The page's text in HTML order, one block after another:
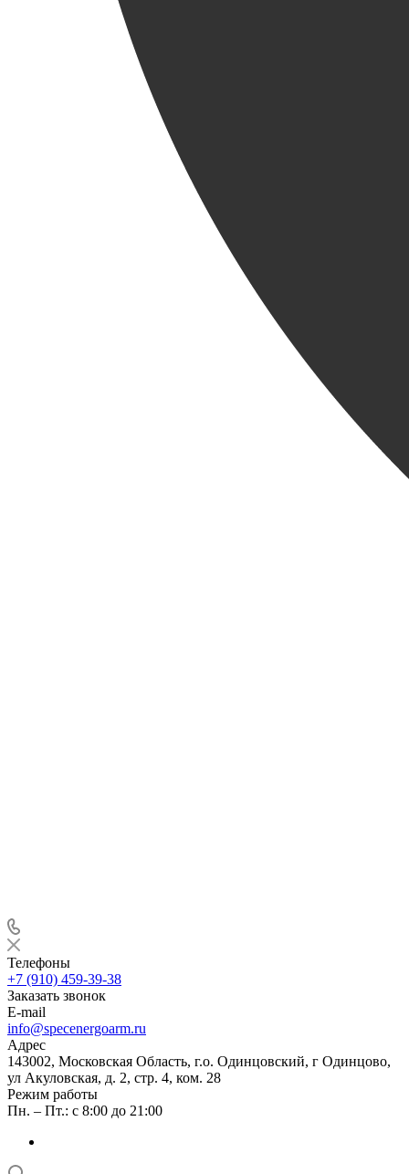
Телефоны
+7 (910) 459-39-38
Заказать звонок
E-mail
info@specenergoarm.ru
Адрес
143002, Московская Область, г.о. Одинцовский, г Одинцово,
ул Акуловская, д. 2, стр. 4, ком. 28
Режим работы
Пн. – Пт.: с 8:00 до 21:00